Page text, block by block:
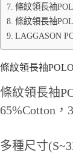
條紋領長袖
條紋領長袖
LAGGASON
條紋領長袖
條紋領長袖
65%Cotton，
多種尺寸